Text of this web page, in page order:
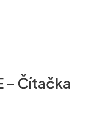
– Čítačka